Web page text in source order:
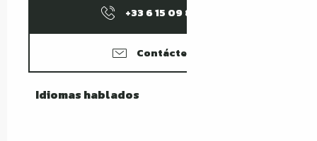
+33 6 15 09 88
Contáctenos
Idiomas hablados
Idiomas hablados